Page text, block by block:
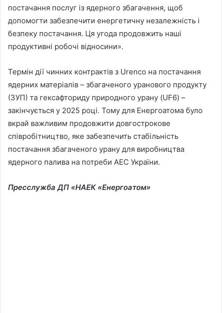
постачання послуг із ядерного збагачення, щоб
допомогти забезпечити енергетичну незалежність і
безпеку постачання. Ця угода продовжить наші
продуктивні робочі відносини».
Термін дії чинних контрактів з Urenco на постачання
ядерних матеріалів – збагаченого уранового продукту
(ЗУП) та гексафториду природного урану (UF6) –
закінчується у 2025 році. Тому для Енергоатома було
вкрай важливим продовжити довгострокове
співробітництво, яке забезпечить стабільність
постачання збагаченого урану для виробництва
ядерного палива на потреби АЕС України.
Пресслужба ДП «НАЕК «Енергоатом»